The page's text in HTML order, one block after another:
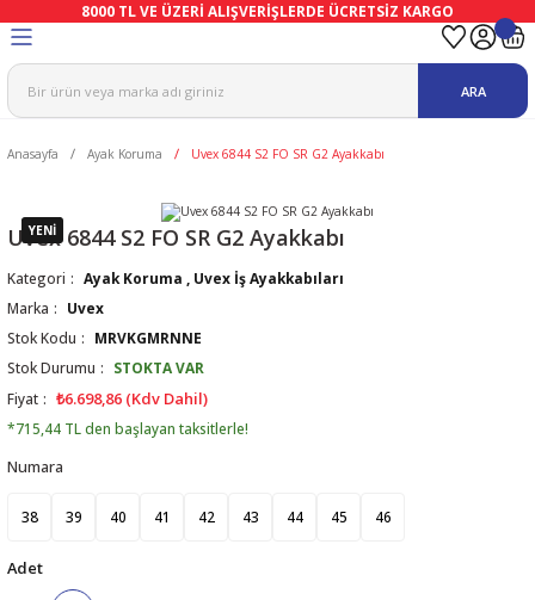
8000 TL VE ÜZERİ ALIŞVERİŞLERDE ÜCRETSİZ KARGO
Tulum
Eldivenler
Eldiven
Ve Vizör
ARA
Anasayfa Ayak Koruma Uvex 6844 S2 FO SR G2 Ayakkabı
YENİ
Uvex 6844 S2 FO SR G2 Ayakkabı
Kategori Ayak Koruma
Uvex İş Ayakkabıları
Marka
Uvex
Stok Kodu
MRVKGMRNNE
Stok Durumu
STOKTA VAR
Fiyat
₺6.698,86 (Kdv Dahil)
*715,44 TL den başlayan taksitlerle!
Numara
38 39 40 41 42 43 44 45 46
Adet